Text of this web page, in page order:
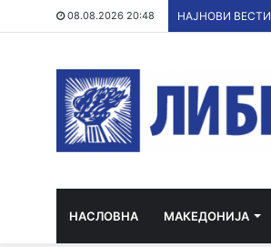
08.08.2026 20:48 НАЈНОВИ ВЕСТИ
НАСЛОВНА МАКЕДОНИЈА